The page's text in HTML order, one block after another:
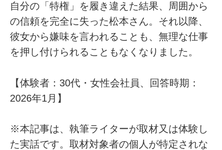
自分の「特権」を履き違えた結果、周囲から
の信頼を完全に失った松本さん。それ以降、
彼女から嫌味を言われることも、無理な仕事
を押し付けられることもなくなりました。
【体験者：30代・女性会社員、回答時期：
2026年1月】
※本記事は、執筆ライターが取材又は体験し
た実話です。取材対象者の個人が特定されな